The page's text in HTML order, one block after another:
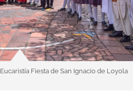
Eucaristía Fiesta de San Ignacio de Loyola